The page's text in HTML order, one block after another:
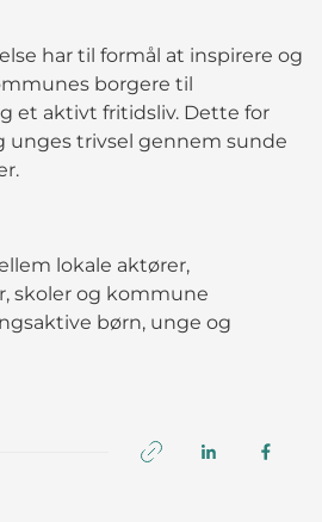
har til formål at inspirere og
borgere til
et aktivt fritidsliv. Dette for
unges trivsel gennem sunde
lokale aktører,
skoler og kommune
børn, unge og